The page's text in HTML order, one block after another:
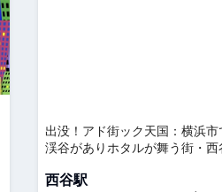
出没！アド街ック天国：横浜市
渓谷がありホタルが舞う街・
の絶景レストランも -
西谷駅